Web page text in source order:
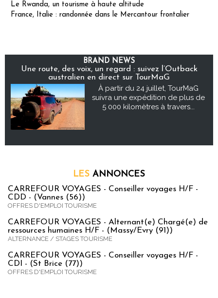
Le Rwanda, un tourisme à haute altitude
France, Italie : randonnée dans le Mercantour frontalier
BRAND NEWS
Une route, des voix, un regard : suivez l’Outback
australien en direct sur TourMaG
À partir du 24 juillet, TourMaG
suivra une expédition de plus de
5 000 kilomètres à travers...
LES ANNONCES
CARREFOUR VOYAGES - Conseiller voyages H/F -
CDD - (Vannes (56))
OFFRES D'EMPLOI TOURISME
CARREFOUR VOYAGES - Alternant(e) Chargé(e) de
ressources humaines H/F - (Massy/Evry (91))
ALTERNANCE / STAGES TOURISME
CARREFOUR VOYAGES - Conseiller voyages H/F -
CDI - (St Brice (77))
OFFRES D'EMPLOI TOURISME